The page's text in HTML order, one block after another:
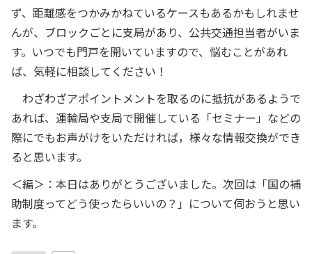
ず、距離感をつかみかねているケースもあるかもしれませ
んが、ブロックごとに支局があり、公共交通担当者がいま
す。いつでも門戸を開いていますので、悩むことがあれ
ば、気軽に相談してください！
わざわざアポイントメントを取るのに抵抗があるようで
あれば、運輸局や支局で開催している「セミナー」などの
際にでもお声がけをいただければ，様々な情報交換ができ
ると思います。
＜編＞：本日はありがとうございました。次回は「国の補
助制度ってどう使ったらいいの？」について伺おうと思い
ます。